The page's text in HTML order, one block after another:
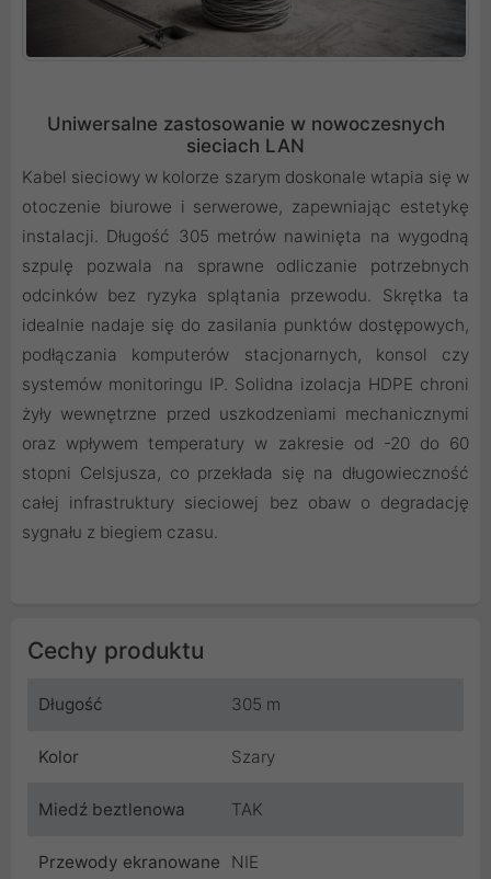
Uniwersalne zastosowanie w nowoczesnych
sieciach LAN
Kabel sieciowy w kolorze szarym doskonale wtapia się w
otoczenie biurowe i serwerowe, zapewniając estetykę
instalacji. Długość 305 metrów nawinięta na wygodną
szpulę pozwala na sprawne odliczanie potrzebnych
odcinków bez ryzyka splątania przewodu. Skrętka ta
idealnie nadaje się do zasilania punktów dostępowych,
podłączania komputerów stacjonarnych, konsol czy
systemów monitoringu IP. Solidna izolacja HDPE chroni
żyły wewnętrzne przed uszkodzeniami mechanicznymi
oraz wpływem temperatury w zakresie od -20 do 60
stopni Celsjusza, co przekłada się na długowieczność
całej infrastruktury sieciowej bez obaw o degradację
sygnału z biegiem czasu.
Cechy produktu
Długość 305 m
Kolor Szary
Miedź beztlenowa TAK
Przewody ekranowane NIE